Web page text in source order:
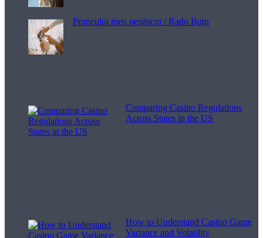
Pruncului meu nenăscut / Radu Buțu
Comparing Casino Regulations
Across States in the US
How to Understand Casino Game
Variance and Volatility